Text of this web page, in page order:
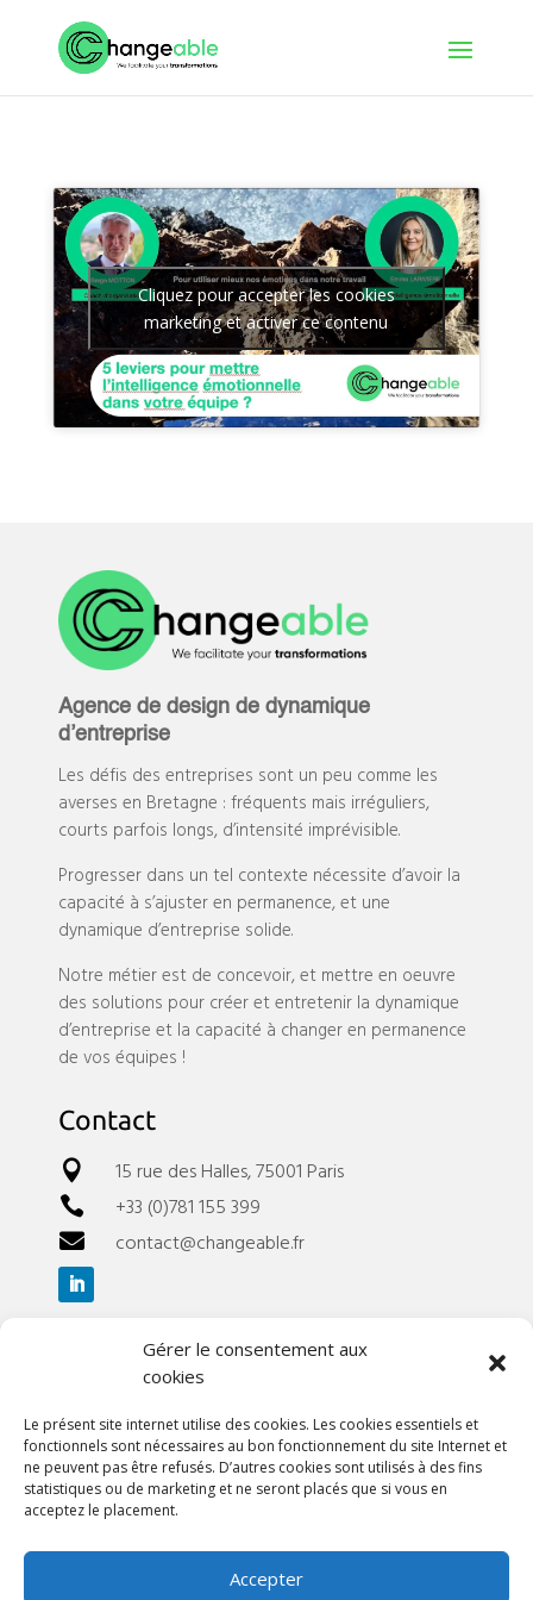
Gérer le consentement aux
cookies
Le présent site internet utilise des cookies. Les cookies essentiels et
fonctionnels sont nécessaires au bon fonctionnement du site Internet et
ne peuvent pas être refusés. D’autres cookies sont utilisés à des fins
statistiques ou de marketing et ne seront placés que si vous en
acceptez le placement.
Accepter
Cliquez pour accepter les cookies
marketing et activer ce contenu
Agence de design de dynamique
d’entreprise
Les défis des entreprises sont un peu comme les
averses en Bretagne : fréquents mais irréguliers,
courts parfois longs, d’intensité imprévisible.
Progresser dans un tel contexte nécessite d’avoir la
capacité à s’ajuster en permanence, et une
dynamique d’entreprise solide.
Notre métier est de concevoir, et mettre en oeuvre
des solutions pour créer et entretenir la dynamique
d’entreprise et la capacité à changer en permanence
de vos équipes !
Contact
 15 rue des Halles, 75001 Paris
 +33 (0)781 155 399
 contact@changeable.fr
Liens utiles
Références
Nos webinaires
Nos événements
Blog
Contact